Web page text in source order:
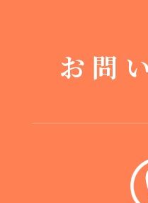
お問